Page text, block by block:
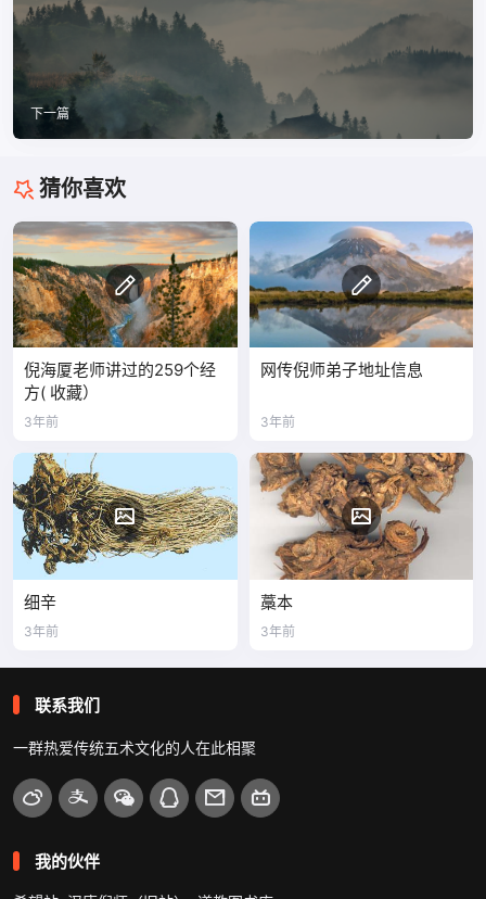
下一篇
猜你喜欢
倪海厦老师讲过的259个经
方( 收藏）
3年前
网传倪师弟子地址信息
3年前
细辛
3年前
藁本
3年前
联系我们
一群热爱传统五术文化的人在此相聚
我的伙伴